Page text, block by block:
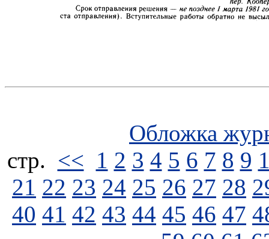
Обложка
стp. << 1 2 3 4 5 6 7 8 9
21 22 23 24 25 26 27 28
40 41 42 43 44 45 46 47